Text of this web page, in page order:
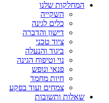
המחלקות שלנו
השקייה
כלים לגינה
דישון והדברה
ציוד טכני
ביגוד והנעלה
נוי וטיפוח הגינה
פנאי ונופש
חיות מחמד
צמחים ועוד בפקע
שאלות ותשובות